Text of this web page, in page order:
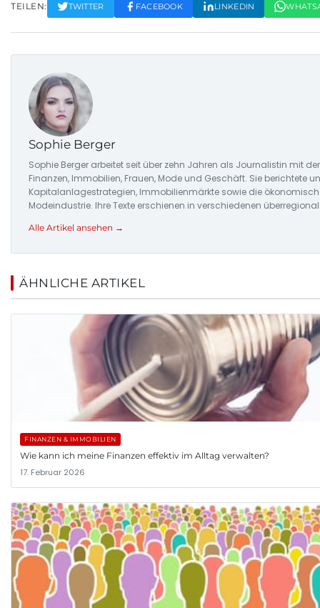
TEILEN: TWITTER FACEBOOK LINKEDIN
Sophie Berger
Sophie Berger arbeitet seit über zehn Jahren als Journalistin mit
Finanzen, Immobilien, Frauen, Mode und Geschäft. Sie berichtete
Kapitalanlagestrategien, Immobilienmärkte sowie die
Modeindustrie. Ihre Texte erschienen in verschiedenen
Alle Artikel ansehen →
ÄHNLICHE ARTIKEL
FINANZEN & IMMOBILIEN
Wie kann ich meine Finanzen effektiv im Alltag verwalten?
17. Februar 2026